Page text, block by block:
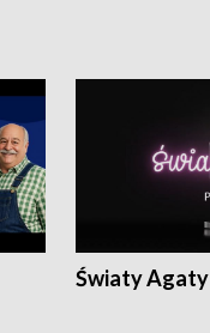
Światy Agaty